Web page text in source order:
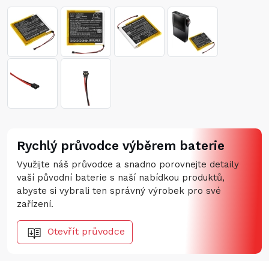
Rychlý průvodce výběrem baterie
Využijte náš průvodce a snadno porovnejte detaily
vaší původní baterie s naší nabídkou produktů,
abyste si vybrali ten správný výrobek pro své
zařízení.
Otevřít průvodce